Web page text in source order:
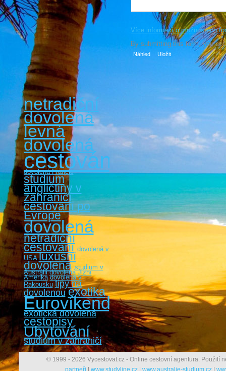
netradiční
dovolená
levná
dovolená
cestování
dovolená Francie
studium
angličtiny v
zahraničí
cestovaní po
Evropě
dovolená
netradiční
cestování dovolená v
USA luxusní
dovolená studium v
Austrálii dovolená Jižní
Amerika dovolená v
Rakousku tipy na
dovolenou exotika
Eurovíkendy
exotická dovolená
cestopisy
Ubytování
studium v zahraničí
Více informací o možnostech
By submitting this form, you
© 1999 - 2026 Vycestovat.cz - Online cestovní agentura. Použití
partneři
www.studyline.cz www.australie-studium.cz